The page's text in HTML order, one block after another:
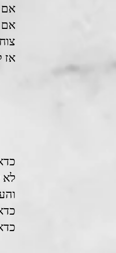
אם
אם
אז
לא